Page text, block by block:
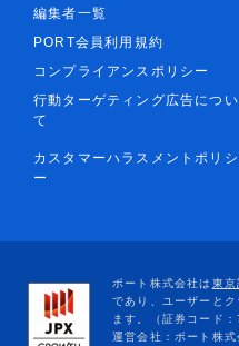
編集者一覧
PORT会員利用規約
コンプライアンスポリシー
行動ターゲティング広告につい
て
カスタマーハラスメントポリシ
ー